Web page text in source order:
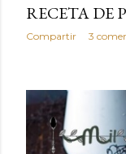
RECETA DE
Compartir 3